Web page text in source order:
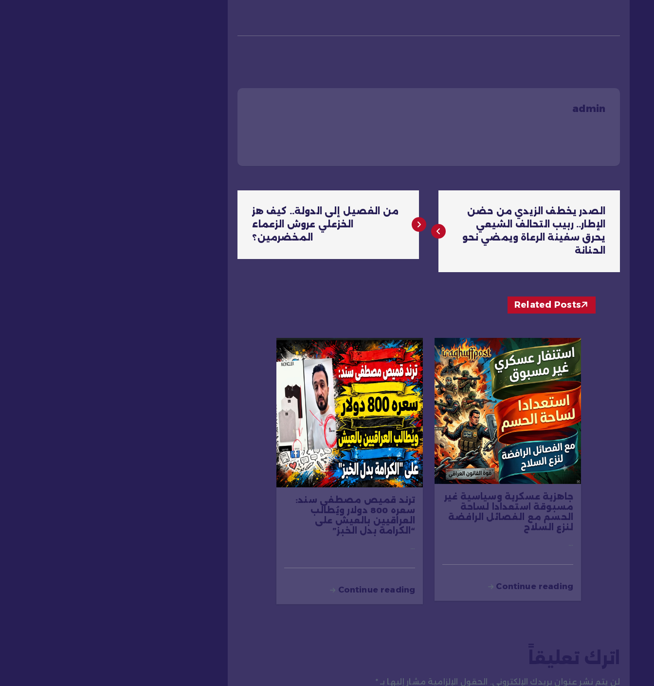
admin
ص
فّ
الصدر يخطف الزيدي من حضن
الإطار.. ربيب التحالف الشيعي
يحرق سفينة الرعاة ويمضي نحو
الحنانة
من الفصيل إلى الدولة.. كيف هز
الخزعلي عروش الزعماء
المخضرمين؟
Related Posts
جاهزية عسكرية وسياسية غير
مسبوقة استعدادا لساحة
الحسم مع الفصائل الرافضة
لنزع السلاح
Continue reading
ترند قميص مصطفى سند:
سعره 800 دولار ويُطالَب
العراقيين بالعيش على
“الكرامة بدل الخبز”
…
Continue reading
اترك تعليقاً
لن يتم نشر عنوان بريدك الإلكتروني. الحقول الإلزامية مشار إليها بـ*